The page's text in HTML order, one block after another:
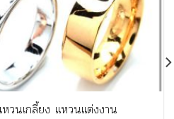
วนเกลี้ยง แหวนแต่งงาน